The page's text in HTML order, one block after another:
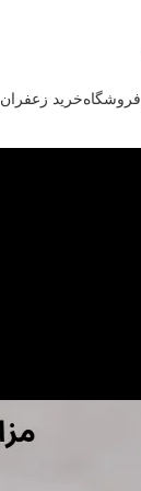
فروشگاهخرید زعفران